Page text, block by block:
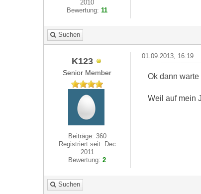
2010
Bewertung:11
Suchen
K123
Senior Member
Beiträge: 360
Registriert seit: Dec
2011
Bewertung:2
01.09.2013, 16:19
Ok dann
Weil auf mein
Suchen